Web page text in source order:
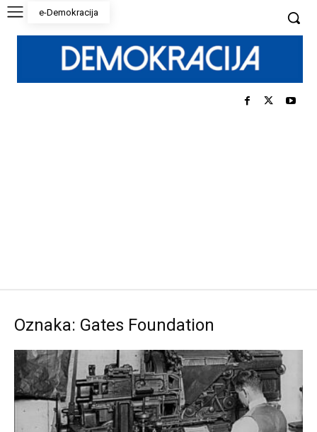
e-Demokracija
Oznaka: Gates Foundation